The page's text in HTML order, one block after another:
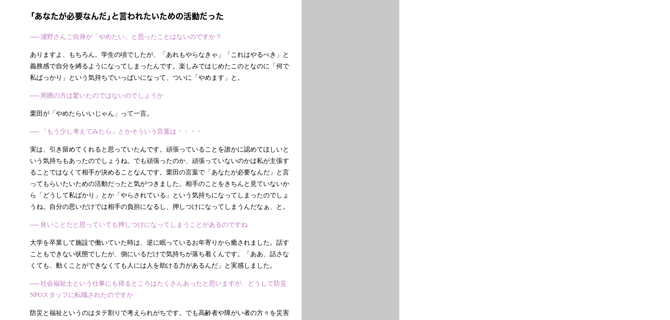
── 浦野さんご自身が「やめたい」と思ったことはないのですか？
ありますよ、もちろん。学生の頃でしたが、「あれもやらなきゃ」「これはやるべき」と
義務感で自分を縛るようになってしまったんです。楽しみではじめたこのとなのに「何で
私ばっかり」という気持ちでいっぱいになって、ついに「やめます」と。
── 周囲の方は驚いたのではないのでしょうか
栗田が「やめたらいいじゃん」って一言。
── 「もう少し考えてみたら」とかそういう言葉は・・・・
実は、引き留めてくれると思っていたんです。頑張っていることを誰かに認めてほしいと
いう気持ちもあったのでしょうね。でも頑張ったのか、頑張っていないのかは私が主張す
ることではなくて相手が決めることなんです。栗田の言葉で「あなたが必要なんだ」と言
ってもらいたいための活動だったと気がつきました。相手のことをきちんと見ていないか
ら「どうして私ばかり」とか「やらされている」という気持ちになってしまったのでしょ
うね。自分の思いだけでは相手の負担になるし、押しつけになってしまうんだなぁ、と。
── 良いことだと思っていても押しつけになってしまうことがあるのですね
大学を卒業して施設で働いていた時は、逆に眠っているお年寄りから癒されました。話す
こともできない状態でしたが、側にいるだけで気持ちが落ち着くんです。「ああ、話さな
くても、動くことができなくても人には人を助ける力があるんだ」と実感しました。
── 社会福祉士という仕事にも得るところはたくさんあったと思いますが、どうして防災
NPOスタッフに転職されたのですか
防災と福祉というのはタテ割りで考えられがちです。でも高齢者や障がい者の方々を災害